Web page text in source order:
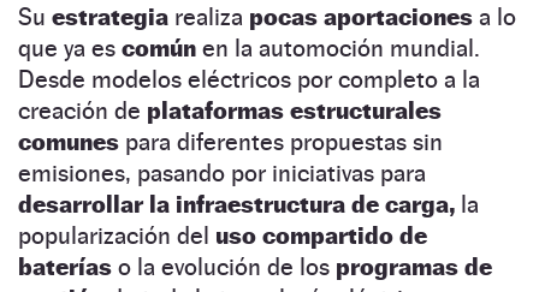
Su estrategia realiza pocas aportaciones a lo
que ya es común en la automoción mundial.
Desde modelos eléctricos por completo a la
creación de plataformas estructurales
comunes para diferentes propuestas sin
emisiones, pasando por iniciativas para
desarrollar la infraestructura de carga, la
popularización del uso compartido de
baterías o la evolución de los programas de